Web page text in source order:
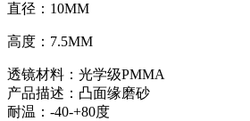
直径：10MM
高度：7.5MM
透镜材料：光学级PMMA
产品描述：凸面缘磨砂
耐温：-40-+80度